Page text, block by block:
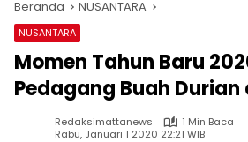
Beranda NUSANTARA
NUSANTARA
Momen Tahun Baru
Pedagang Buah
Redaksimattanews
1 Min Baca
Rabu, Januari 1 2020 22:21 WIB